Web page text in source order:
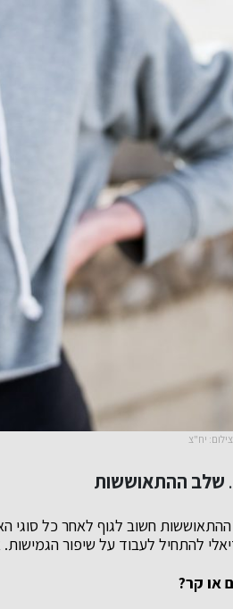
יח"צ
שלב ההתאוששות
חשוב לגוף לאחר כל סוגי
להתחיל לעבוד על שיפור